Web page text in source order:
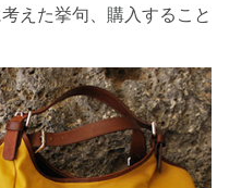
えた挙句、購入すること